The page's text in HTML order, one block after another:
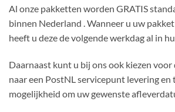
Al onze pakketten worden GRATIS
binnen Nederland . Wanneer u uw
heeft u deze de volgende werkdag al in
Daarnaast kunt u bij ons ook kiezen
naar een PostNL servicepunt levering en
mogelijkheid om uw gewenste